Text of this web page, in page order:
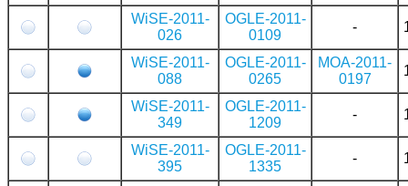
WiSE-2011-
026
OGLE-2011-
0109
-
WiSE-2011-
088
OGLE-2011-
0265
MOA-2011-
0197
WiSE-2011-
349
OGLE-2011-
1209
-
WiSE-2011-
395
OGLE-2011-
1335
-